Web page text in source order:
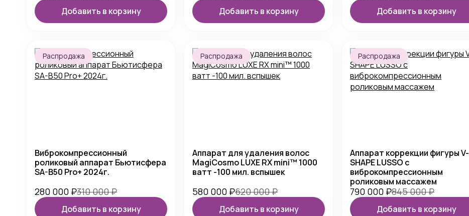
Добавить в корзину Добавить в корзину Добавить в корзину
Распродажа
Виброкомпрессионный
роликовый аппарат Бьютисфера
SA-B50 Pro+ 2024г.
280 000 ₽310 000₽
Добавить в корзину
Распродажа
Аппарат для удаления волос
MagiCosmo LUXE RX mini™ 1000
ватт -100 мил. вспышек
580 000 ₽620 000₽
Добавить в корзину
Распродажа
Аппарат коррекции фигуры V-
SHAPE LUSSO с
виброкомпрессионным
роликовым массажем
790 000 ₽845 000₽
Добавить в корзину